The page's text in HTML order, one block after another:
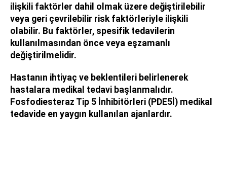
ilişkili faktörler dahil olmak üzere değiştirilebilir
veya geri çevrilebilir risk faktörleriyle ilişkili
olabilir. Bu faktörler, spesifik tedavilerin
kullanılmasından önce veya eşzamanlı
değiştirilmelidir.
Hastanın ihtiyaç ve beklentileri belirlenerek
hastalara medikal tedavi başlanmalıdır.
Fosfodiesteraz Tip 5 İnhibitörleri (PDE5İ) medikal
tedavide en yaygın kullanılan ajanlardır.